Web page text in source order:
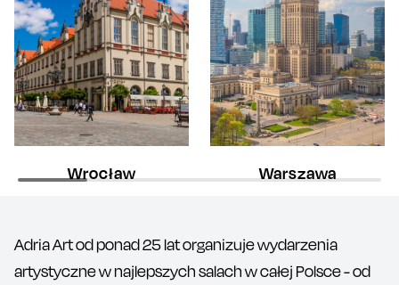
Wrocław Warszawa
Adria Art od ponad 25 lat organizuje wydarzenia
artystyczne w najlepszych salach w całej Polsce - od